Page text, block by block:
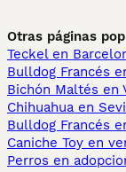
Otras páginas
Teckel en
Bulldog Francés
Bichón Maltés en
Chihuahua en
Bulldog Francés
Caniche Toy en
Perros en